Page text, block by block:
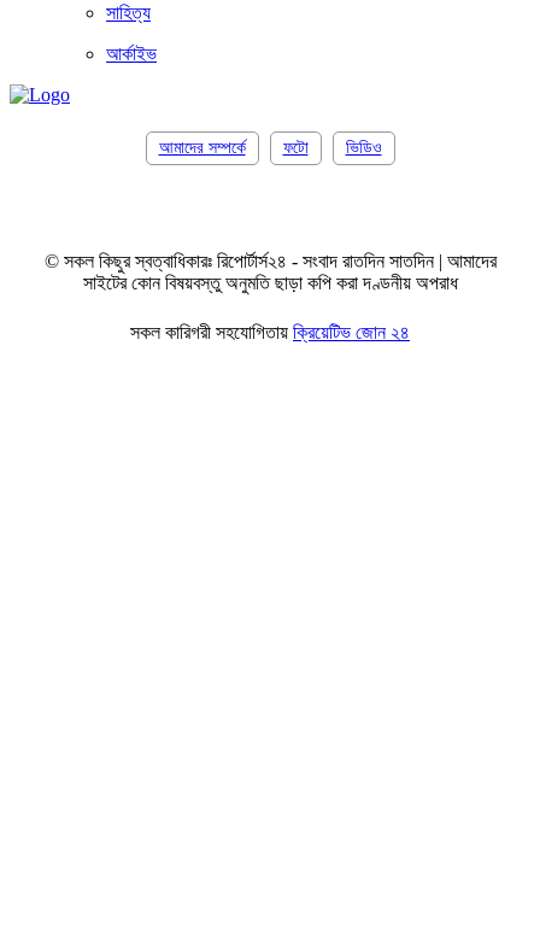
সাহিত্য
আর্কাইভ
আমাদের সম্পর্কে ফটো ভিডিও
© সকল কিছুর স্বত্বাধিকারঃ রিপোর্টার্স২৪ - সংবাদ রাতদিন সাতদিন | আমাদের
সাইটের কোন বিষয়বস্তু অনুমতি ছাড়া কপি করা দণ্ডনীয় অপরাধ
সকল কারিগরী সহযোগিতায় ক্রিয়েটিভ জোন ২৪